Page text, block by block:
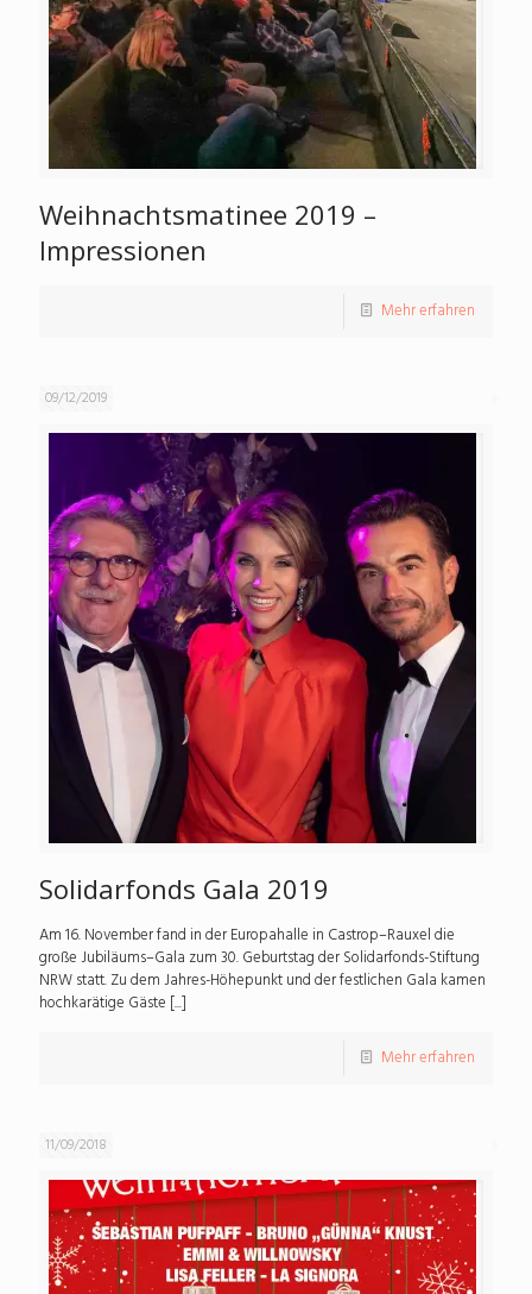
Weihnachtsmatinee 2019 –
Impressionen
Mehr erfahren
09/12/2019
Solidarfonds Gala 2019
Am 16. November fand in der Europahalle in Castrop–Rauxel die
große Jubiläums–Gala zum 30. Geburtstag der Solidarfonds-Stiftung
NRW statt. Zu dem Jahres-Höhepunkt und der festlichen Gala kamen
hochkarätige Gäste [...]
Mehr erfahren
11/09/2018